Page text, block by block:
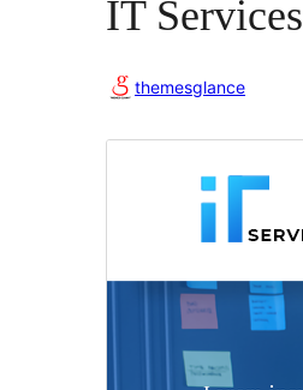
IT Services
themesglance